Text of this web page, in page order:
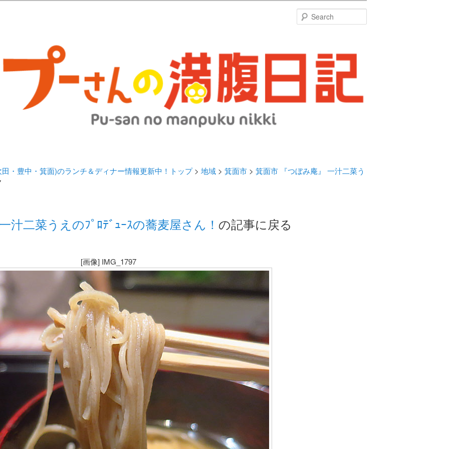
ンチ＆ディナー情報更新中！
・豊中・箕面)のランチ＆ディナー情報更新中！トップ> 地域> 箕面市> 箕面市 『つぼみ庵』 一汁二菜う
汁二菜うえのﾌﾟﾛﾃﾞｭｰｽの蕎麦屋さん！ の記事に戻る
[画像] IMG_1797